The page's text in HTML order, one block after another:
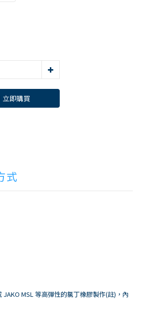
立即購買
式
MSL 等高彈性的氯丁橡膠製作(註)，內